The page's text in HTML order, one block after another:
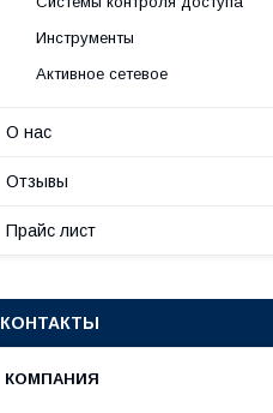
Инструменты
Активное сетевое
О нас
Отзывы
Прайс лист
КОНТАКТЫ